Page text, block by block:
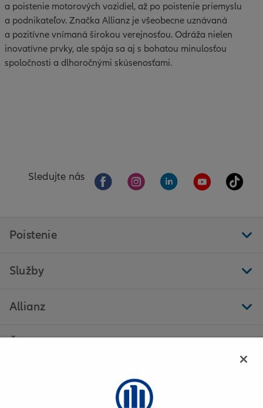
a poistenie motorových vozidiel, až po poistenie priemyslu
a podnikateľov. Značka Allianz je všeobecne uznávaná
a pozitívne vnímaná širokou verejnosťou. Odráža nielen
inovatívne prvky, ale spája sa aj s bohatou minulosťou
spoločnosti a dlhoročnými skúsenosťami.
Sledujte nás
Poistenie
Služby
Allianz
Allianz - Ľudovít Révész - Veľké Kapušany